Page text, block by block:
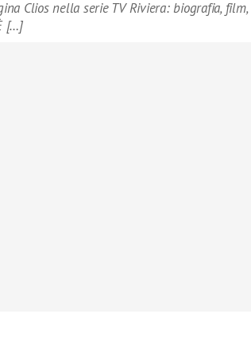
Clios nella serie TV Riviera: biografia,
[…]